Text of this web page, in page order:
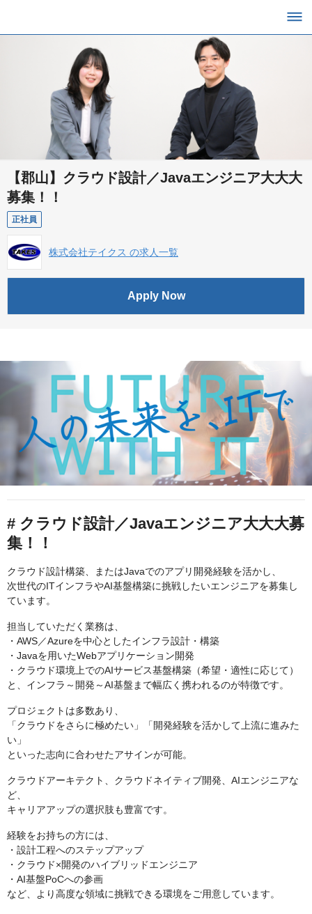
【郡山】クラウド設計／Javaエンジニア大大大
募集！！
正社員
株式会社テイクス の求人一覧
Apply Now
# クラウド設計／Javaエンジニア大大大募
集！！
クラウド設計構築、またはJavaでのアプリ開発経験を活かし、
次世代のITインフラやAI基盤構築に挑戦したいエンジニアを募集し
ています。
担当していただく業務は、
・AWS／Azureを中心としたインフラ設計・構築
・Javaを用いたWebアプリケーション開発
・クラウド環境上でのAIサービス基盤構築（希望・適性に応じて）
と、インフラ～開発～AI基盤まで幅広く携われるのが特徴です。
プロジェクトは多数あり、
「クラウドをさらに極めたい」「開発経験を活かして上流に進みた
い」
といった志向に合わせたアサインが可能。
クラウドアーキテクト、クラウドネイティブ開発、AIエンジニアな
ど、
キャリアアップの選択肢も豊富です。
経験をお持ちの方には、
・設計工程へのステップアップ
・クラウド×開発のハイブリッドエンジニア
・AI基盤PoCへの参画
など、より高度な領域に挑戦できる環境をご用意しています。